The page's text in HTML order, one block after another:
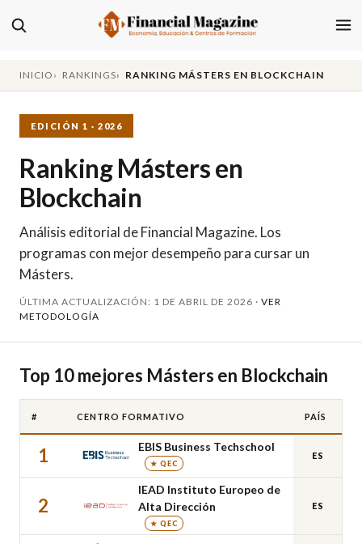
INICIO RANKINGS RANKING MÁSTERS EN BLOCKCHAIN
EDICIÓN 1 · 2026
Ranking Másters en
Blockchain
Análisis editorial de Financial Magazine. Los
programas con mejor desempeño para cursar un
Másters.
ÚLTIMA ACTUALIZACIÓN: 1 DE ABRIL DE 2026 · VER
METODOLOGÍA
Top 10 mejores Másters en Blockchain
# CENTRO FORMATIVO PAÍS
1 EBIS Business Techschool
★ QEC
ES
2
IEAD Instituto Europeo de
Alta Dirección
★ QEC
ES